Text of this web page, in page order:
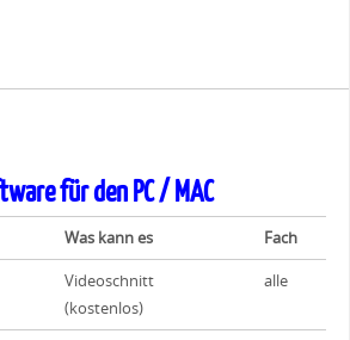
Punkte erreicht hat, +
weitere Vorteile
gegenüber kahoot
für den PC / MAC
Was kann es Fach
Videoschnitt
(kostenlos)
alle